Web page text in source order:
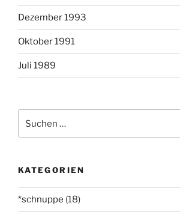
Dezember 1993
Oktober 1991
Juli 1989
nach:
KATEGORIEN
*schnuppe (18)